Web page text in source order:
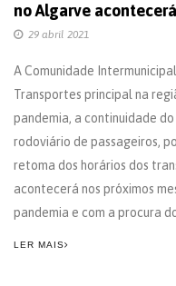
no Algarve
29 abril 2021
A Comunidade
Transportes principal na
pandemia, a continuidade
rodoviário de passageiros,
retoma dos horários dos
acontecerá nos próximos
pandemia e com a procura
LER MAIS